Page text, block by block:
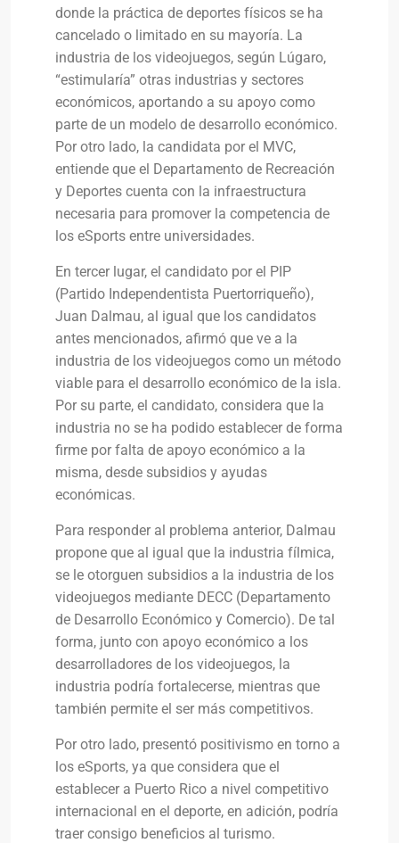
donde la práctica de deportes físicos se ha
cancelado o limitado en su mayoría. La
industria de los videojuegos, según Lúgaro,
“estimularía” otras industrias y sectores
económicos, aportando a su apoyo como
parte de un modelo de desarrollo económico.
Por otro lado, la candidata por el MVC,
entiende que el Departamento de Recreación
y Deportes cuenta con la infraestructura
necesaria para promover la competencia de
los eSports entre universidades.
En tercer lugar, el candidato por el PIP
(Partido Independentista Puertorriqueño),
Juan Dalmau, al igual que los candidatos
antes mencionados, afirmó que ve a la
industria de los videojuegos como un método
viable para el desarrollo económico de la isla.
Por su parte, el candidato, considera que la
industria no se ha podido establecer de forma
firme por falta de apoyo económico a la
misma, desde subsidios y ayudas
económicas.
Para responder al problema anterior, Dalmau
propone que al igual que la industria fílmica,
se le otorguen subsidios a la industria de los
videojuegos mediante DECC (Departamento
de Desarrollo Económico y Comercio). De tal
forma, junto con apoyo económico a los
desarrolladores de los videojuegos, la
industria podría fortalecerse, mientras que
también permite el ser más competitivos.
Por otro lado, presentó positivismo en torno a
los eSports, ya que considera que el
establecer a Puerto Rico a nivel competitivo
internacional en el deporte, en adición, podría
traer consigo beneficios al turismo.